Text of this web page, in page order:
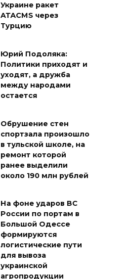
Украине ракет
ATACMS через
Турцию
Юрий Подоляка:
Политики приходят и
уходят, а дружба
между народами
остается
Обрушение стен
спортзала произошло
в тульской школе, на
ремонт которой
ранее выделили
около 190 млн рублей
На фоне ударов ВС
России по портам в
Большой Одессе
формируются
логистические пути
для вывоза
украинской
агропродукции